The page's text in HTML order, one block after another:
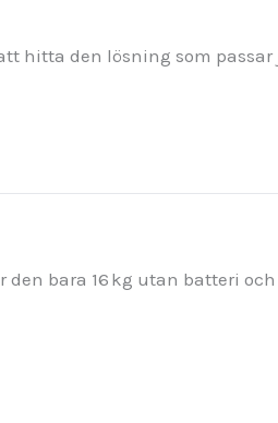
hitta den lösning som passar
bara 16 kg utan batteri